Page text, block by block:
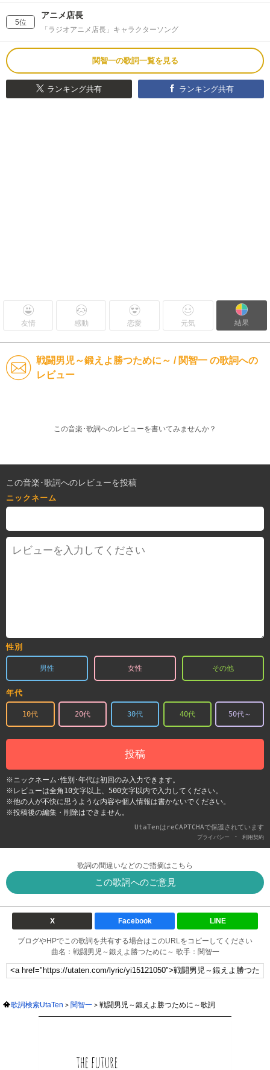
5位
アニメ店長
「ラジオアニメ店長」キャラクターソング
関智一の歌詞一覧を見る
ランキング共有 ランキング共有
友情 感動 恋愛 元気 結果
戦闘男児～鍛えよ勝つために～ / 関智一 の歌詞への
レビュー
この音楽･歌詞へのレビューを書いてみませんか？
この音楽･歌詞へのレビューを投稿
ニックネーム
性別
男性 女性 その他
年代
10代 20代 30代 40代 50代～
投稿
※ニックネーム･性別･年代は初回のみ入力できます。
※レビューは全角10文字以上、500文字以内で入力してください。
※他の人が不快に思うような内容や個人情報は書かないでください。
※投稿後の編集・削除はできません。
UtaTenはreCAPTCHAで保護されています
プライバシー - 利用契約
歌詞の間違いなどのご指摘はこちら
この歌詞へのご意見
X Facebook LINE
ブログやHPでこの歌詞を共有する場合はこのURLをコピーしてください
曲名：戦闘男児～鍛えよ勝つために～ 歌手：関智一
歌詞検索UtaTen 関智一 戦闘男児～鍛えよ勝つために～歌詞